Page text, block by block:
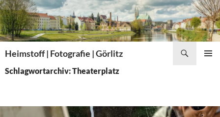
Zum
Inhalt
springen
Heimstoff | Fotografie | Görlitz
Schlagwortarchiv: Theaterplatz